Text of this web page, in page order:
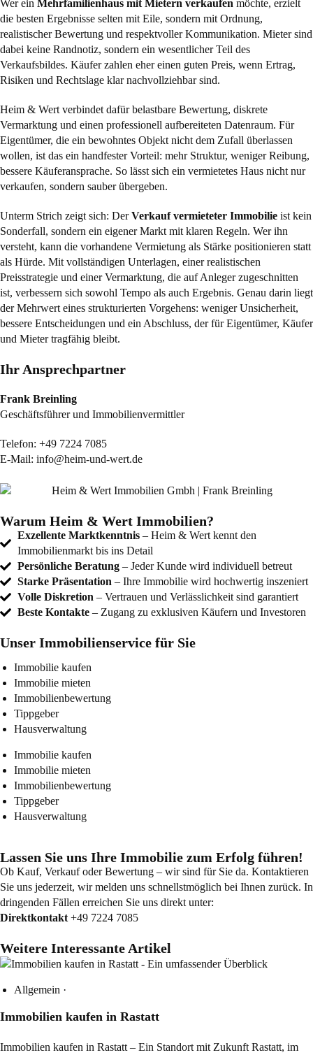
Wer ein Mehrfamilienhaus mit Mietern verkaufen möchte, erzielt
die besten Ergebnisse selten mit Eile, sondern mit Ordnung,
realistischer Bewertung und respektvoller Kommunikation. Mieter sind
dabei keine Randnotiz, sondern ein wesentlicher Teil des
Verkaufsbildes. Käufer zahlen eher einen guten Preis, wenn Ertrag,
Risiken und Rechtslage klar nachvollziehbar sind.
Heim & Wert verbindet dafür belastbare Bewertung, diskrete
Vermarktung und einen professionell aufbereiteten Datenraum. Für
Eigentümer, die ein bewohntes Objekt nicht dem Zufall überlassen
wollen, ist das ein handfester Vorteil: mehr Struktur, weniger Reibung,
bessere Käuferansprache. So lässt sich ein vermietetes Haus nicht nur
verkaufen, sondern sauber übergeben.
Unterm Strich zeigt sich: DerVerkauf vermieteter Immobilie ist kein
Sonderfall, sondern ein eigener Markt mit klaren Regeln. Wer ihn
versteht, kann die vorhandene Vermietung als Stärke positionieren statt
als Hürde. Mit vollständigen Unterlagen, einer realistischen
Preisstrategie und einer Vermarktung, die auf Anleger zugeschnitten
ist, verbessern sich sowohl Tempo als auch Ergebnis. Genau darin liegt
der Mehrwert eines strukturierten Vorgehens: weniger Unsicherheit,
bessere Entscheidungen und ein Abschluss, der für Eigentümer, Käufer
und Mieter tragfähig bleibt.
Ihr Ansprechpartner
Frank Breinling
Geschäftsführer und Immobilienvermittler
Telefon: +49 7224 7085
E-Mail: info@heim-und-wert.de
Warum Heim & Wert Immobilien?
Exzellente Marktkenntnis – Heim & Wert kennt den
Immobilienmarkt bis ins Detail
Persönliche Beratung – Jeder Kunde wird individuell betreut
Starke Präsentation – Ihre Immobilie wird hochwertig inszeniert
Volle Diskretion – Vertrauen und Verlässlichkeit sind garantiert
Beste Kontakte – Zugang zu exklusiven Käufern und Investoren
Unser Immobilienservice für Sie
Immobilie kaufen
Immobilie mieten
Immobilienbewertung
Tippgeber
Hausverwaltung
Immobilie kaufen
Immobilie mieten
Immobilienbewertung
Tippgeber
Hausverwaltung
Lassen Sie uns Ihre Immobilie zum Erfolg führen!
Ob Kauf, Verkauf oder Bewertung – wir sind für Sie da. Kontaktieren
Sie uns jederzeit, wir melden uns schnellstmöglich bei Ihnen zurück. In
dringenden Fällen erreichen Sie uns direkt unter:
Direktkontakt +49 7224 7085
Weitere Interessante Artikel
Allgemein ·
Immobilien kaufen in Rastatt
Immobilien kaufen in Rastatt – Ein Standort mit Zukunft Rastatt, im